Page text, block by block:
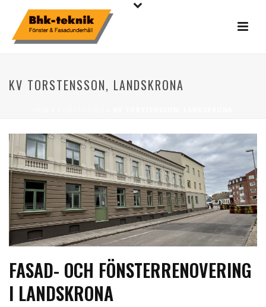
KV TORSTENSSON, LANDSKRONA
FASAD- OCH FÖNSTERRENOVERING
I LANDSKRONA